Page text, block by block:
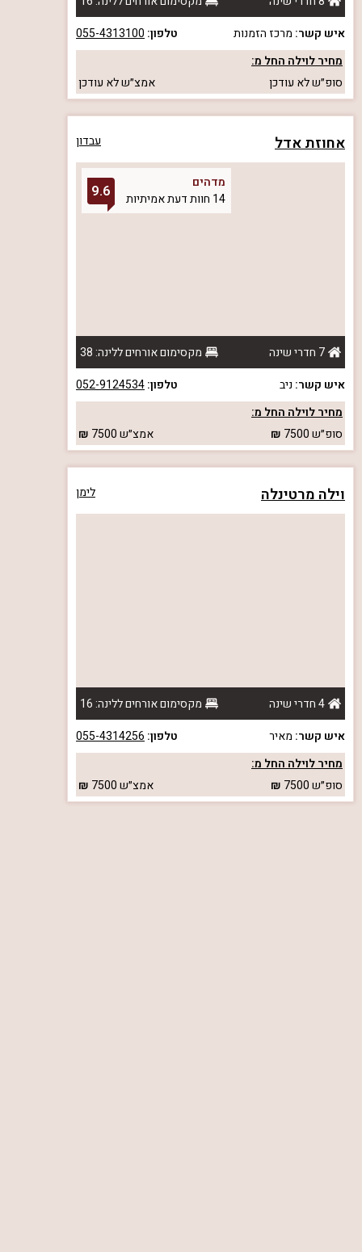
איש קשר: מרכז הזמנות טלפון: 055-4313100
מחיר לוילה החל מ:
סופ״שלא עודכן אמצ״שלא עודכן
אחוזת אדל עבדון
מדהים
14 חוות דעת אמיתיות
9.6
7 חדרי שינה
מקסימום אורחים ללינה: 38
איש קשר: ניב טלפון:052-9124534
מחיר לוילה החל מ:
סופ״ש7500 אמצ״ש7500
וילה מרטינלה לימן
4 חדרי שינה
מקסימום אורחים ללינה: 16
איש קשר: מאיר טלפון: 055-4314256
מחיר לוילה החל מ:
סופ״ש7500 אמצ״ש7500